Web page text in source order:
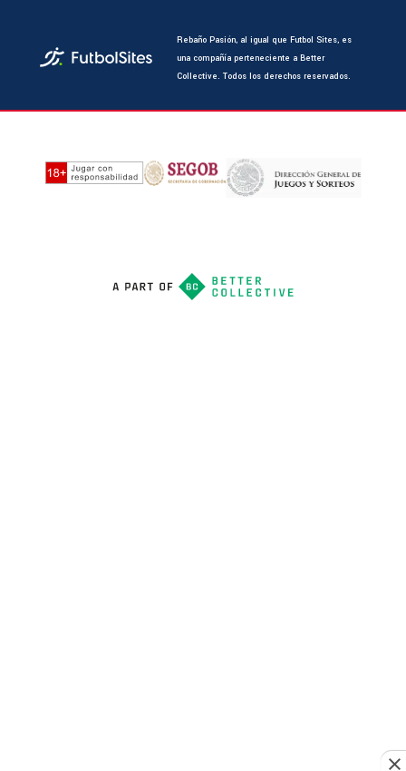
Rebaño Pasión, al igual que Futbol Sites, es
una compañía perteneciente a Better
Collective. Todos los derechos reservados.